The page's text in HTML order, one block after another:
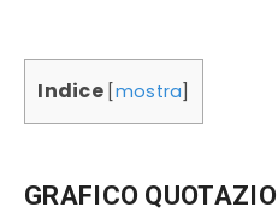
Indice [mostra
GRAFICO